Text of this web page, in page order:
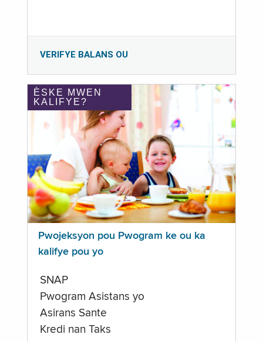
VERIFYE BALANS OU
ÈSKE MWEN
KALIFYE?
Pwojeksyon pou Pwogram ke ou ka
kalifye pou yo
SNAP
Pwogram Asistans yo
Asirans Sante
Kredi nan Taks